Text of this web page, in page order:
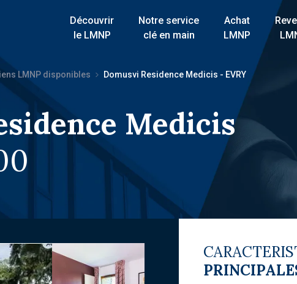
Découvrir
le LMNP
Notre service
clé en main
Achat
LMNP
LMNP disponibles Domusvi Residence Medicis - EVRY
Medicis